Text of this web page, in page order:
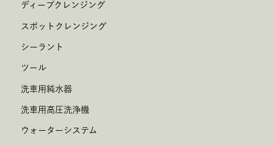
ディープクレンジング
スポットクレンジング
シーラント
ツール
洗車用純水器
洗車用高圧洗浄機
ウォーターシステム